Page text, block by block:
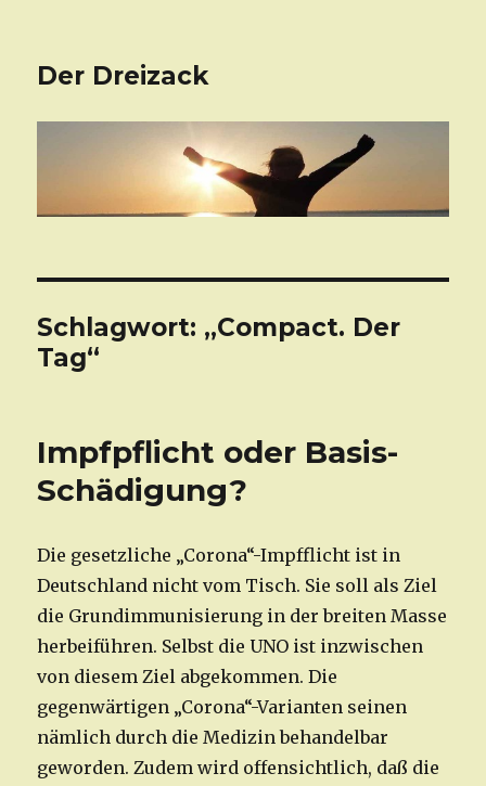
Der Dreizack
Schlagwort: „Compact. Der
Tag“
Impfpflicht oder Basis-
Schädigung?
Die gesetzliche „Corona“-Impfflicht ist in
Deutschland nicht vom Tisch. Sie soll als Ziel
die Grundimmunisierung in der breiten Masse
herbeiführen. Selbst die UNO ist inzwischen
von diesem Ziel abgekommen. Die
gegenwärtigen „Corona“-Varianten seinen
nämlich durch die Medizin behandelbar
geworden. Zudem wird offensichtlich, daß die